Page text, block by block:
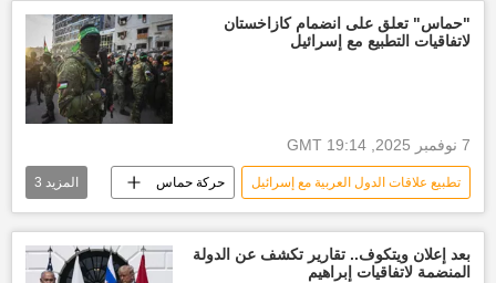
تقارير سبوتنيك حصري
"حماس" تعلق على انضمام كازاخستان
لاتفاقيات التطبيع مع إسرائيل
7 نوفمبر 2025, 19:14 GMT
تطبيع علاقات الدول العربية مع إسرائيل حركة حماس
إسرائيل كازاخستان العالم العربي
المزيد 3
بعد إعلان ويتكوف.. تقارير تكشف عن الدولة
المنضمة لاتفاقيات إبراهيم